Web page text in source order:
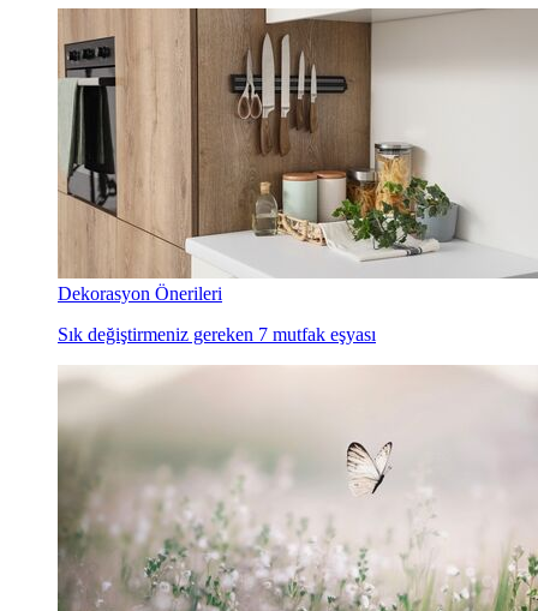
Dekorasyon Önerileri
Sık değiştirmeniz gereken 7 mutfak eşyası